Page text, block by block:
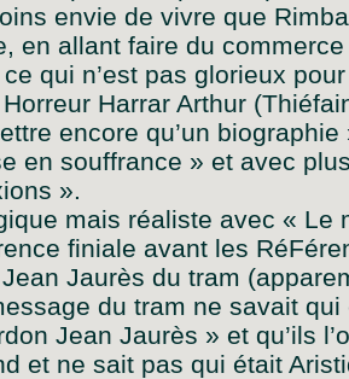
envie de vivre que
en allant faire du commerce
qui n’est pas glorieux
Harrar Arthur
encore qu’un
en souffrance » et avec
».
mais réaliste avec « Le
finiale avant les
Jean Jaurès du tram
du tram ne savait qui
Jean Jaurès » et qu’ils
et ne sait pas qui était